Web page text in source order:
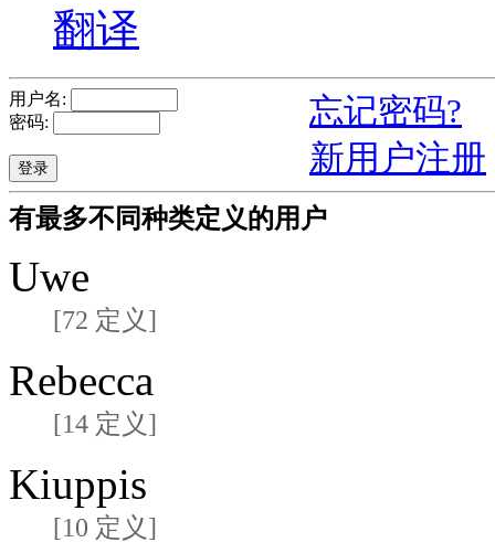
翻译
用户名:
密码:
忘记密码?
新用户注册
有最多不同种类定义的用户
Uwe
[72 定义]
Rebecca
[14 定义]
Kiuppis
[10 定义]